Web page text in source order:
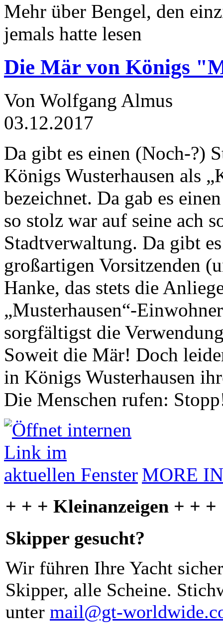
Mehr über Bengel, den
jemals hatte lesen
Die Mär von Königs
Von Wolfgang Almus
03.12.2017
Da gibt es einen (Noch-?)
Königs Wusterhausen als
bezeichnet. Da gab es
so stolz war auf seine ach
Stadtverwaltung. Da gibt
großartigen Vorsitzenden
Hanke, das stets die
„Musterhausen“-
sorgfältigst die
Soweit die Mär! Doch
in Königs Wusterhausen
Die Menschen rufen:
MORE
+ + + Kleinanzeigen + + +
Skipper gesucht?
Wir führen Ihre Yacht
Skipper, alle Scheine.
unter mail@gt-